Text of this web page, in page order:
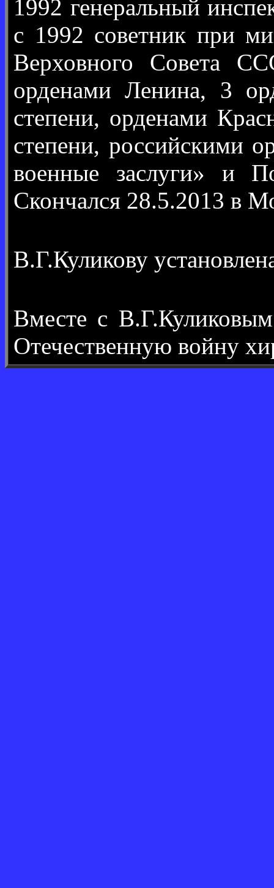
1992 генеральный
с 1992 советник при
Верховного Совета
орденами Ленина, 3
степени, орденами
степени, российскими
военные заслуги» и
Скончался 28.5.2013 в
В.Г.Куликову
Вместе с
Отечественную войну